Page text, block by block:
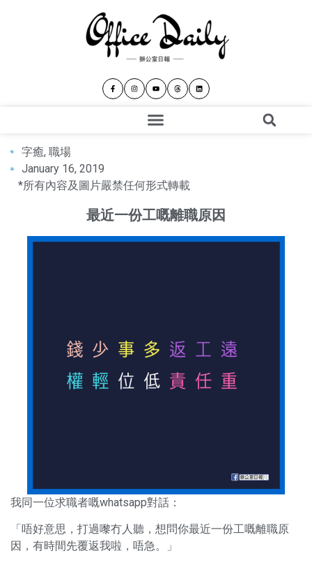
字癒, 職場
January 16, 2019
*所有內容及圖片嚴禁任何形式轉載
最近一份工嘅離職原因
我同一位求職者嘅whatsapp對話：
「唔好意思，打過嚟冇人聽，想問你最近一份工嘅離職原
因，有時間先覆返我啦，唔急。」